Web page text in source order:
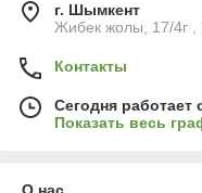
г. Шымкент
Жибек жолы, 17/4г ,
Контакты
Сегодня работает
Показать весь